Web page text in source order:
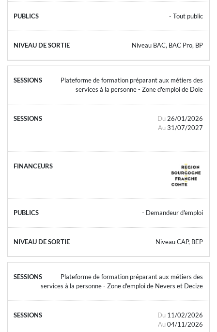
- Tout public
Niveau BAC, BAC Pro, BP
Plateforme de formation préparant aux métiers des
services à la personne - Zone d'emploi de Dole
Du 26/01/2026
Au 31/07/2027
- Demandeur d'emploi
Niveau CAP, BEP
Plateforme de formation préparant aux métiers des
services à la personne - Zone d'emploi de Nevers et Decize
Du 11/02/2026
Au 04/11/2026